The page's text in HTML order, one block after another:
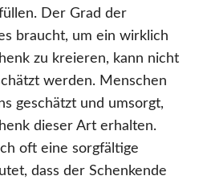
Der Grad der
braucht, um ein wirklich
zu kreieren, kann nicht
werden. Menschen
geschätzt und umsorgt,
dieser Art erhalten.
oft eine sorgfältige
dass der Schenkende